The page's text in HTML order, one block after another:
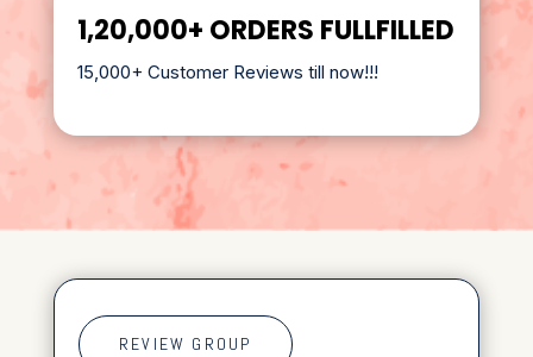
1,20,000+ ORDERS FULLFILLED
15,000+ Customer Reviews till now!!!
REVIEW GROUP